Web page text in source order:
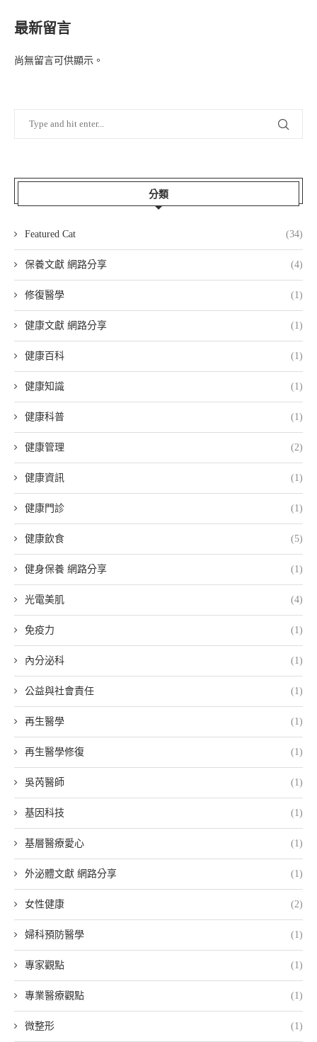
最新留言
尚無留言可供顯示。
分類
Featured Cat (34)
保養文獻 網路分享 (4)
修復醫學 (1)
健康文獻 網路分享 (1)
健康百科 (1)
健康知識 (1)
健康科普 (1)
健康管理 (2)
健康資訊 (1)
健康門診 (1)
健康飲食 (5)
健身保養 網路分享 (1)
光電美肌 (4)
免疫力 (1)
內分泌科 (1)
公益與社會責任 (1)
再生醫學 (1)
再生醫學修復 (1)
吳芮醫師 (1)
基因科技 (1)
基層醫療愛心 (1)
外泌體文獻 網路分享 (1)
女性健康 (2)
婦科預防醫學 (1)
專家觀點 (1)
專業醫療觀點 (1)
微整形 (1)